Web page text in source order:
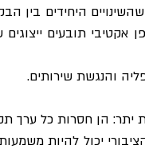
והנגשת שירותים.